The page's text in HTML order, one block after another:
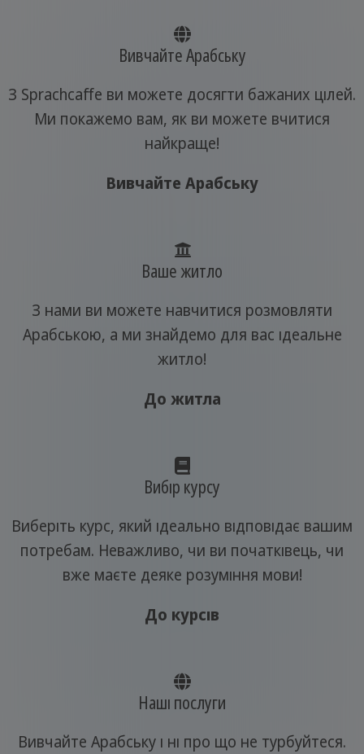
Вивчайте Арабську
З Sprachcaffe ви можете досягти бажаних цілей.
Ми покажемо вам, як ви можете вчитися
найкраще!
Вивчайте Арабську
Ваше житло
З нами ви можете навчитися розмовляти
Арабською, а ми знайдемо для вас ідеальне
житло!
До житла
Вибір курсу
Виберіть курс, який ідеально відповідає вашим
потребам. Неважливо, чи ви початківець, чи
вже маєте деяке розуміння мови!
До курсів
Наші послуги
Вивчайте Арабську і ні про що не турбуйтеся.